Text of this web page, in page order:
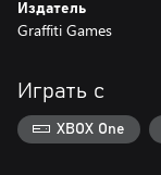
Издатель
Graffiti Games
Играть с
XBOX One